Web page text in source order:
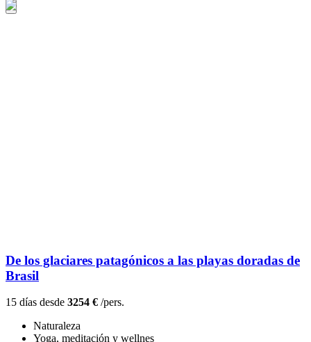
De los glaciares patagónicos a las playas doradas de
Brasil
15 días desde 3254 € /pers.
Naturaleza
Yoga, meditación y wellnes